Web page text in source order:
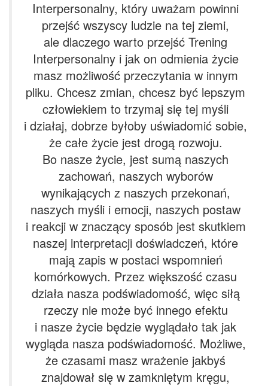
Interpersonalny, który uważam powinni
przejść wszyscy ludzie na tej ziemi,
ale dlaczego warto przejść Trening
Interpersonalny i jak on odmienia życie
masz możliwość przeczytania w innym
pliku. Chcesz zmian, chcesz być lepszym
człowiekiem to trzymaj się tej myśli
i działaj, dobrze byłoby uświadomić sobie,
że całe życie jest drogą rozwoju.
Bo nasze życie, jest sumą naszych
zachowań, naszych wyborów
wynikających z naszych przekonań,
naszych myśli i emocji, naszych postaw
i reakcji w znaczący sposób jest skutkiem
naszej interpretacji doświadczeń, które
mają zapis w postaci wspomnień
komórkowych. Przez większość czasu
działa nasza podświadomość, więc siłą
rzeczy nie może być innego efektu
i nasze życie będzie wyglądało tak jak
wygląda nasza podświadomość. Możliwe,
że czasami masz wrażenie jakbyś
znajdował się w zamkniętym kręgu,